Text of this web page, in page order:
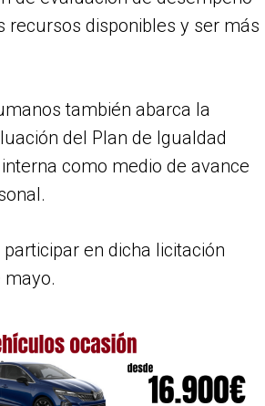
recursos disponibles y ser más
también abarca la
del Plan de Igualdad
como medio de avance
en dicha licitación
mayo.